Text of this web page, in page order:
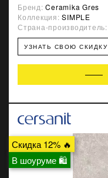
Бренд:Ceramika Gres
Коллекция:SIMPLE
Страна-производитель:
УЗНАТЬ СВОЮ СКИДКУ
Скидка 12% 🔥
В шоуруме 🛍